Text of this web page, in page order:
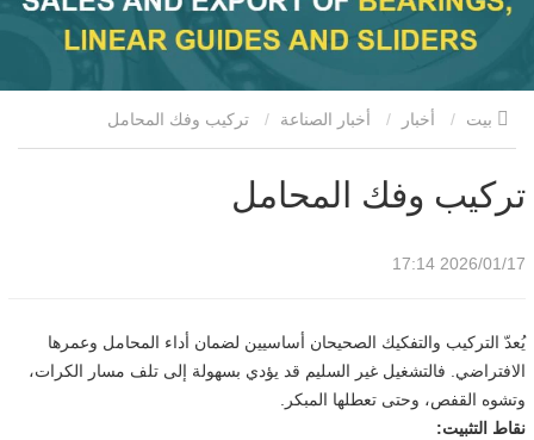
أخبار أخبار الصناعة
تركيب وفك المحامل
2026/01/17 17:14
يُعدّ التركيب والتفكيك الصحيحان أساسيين لضمان أداء المحامل وعمرها
الافتراضي. فالتشغيل غير السليم قد يؤدي بسهولة إلى تلف مسار الكرات،
وتشوه القفص، وحتى تعطلها المبكر.
نقاط التثبيت: